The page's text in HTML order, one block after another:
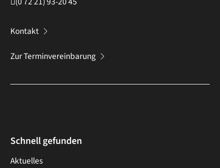
Kontakt
Zur Terminvereinbarung
Schnell gefunden
Aktuelles